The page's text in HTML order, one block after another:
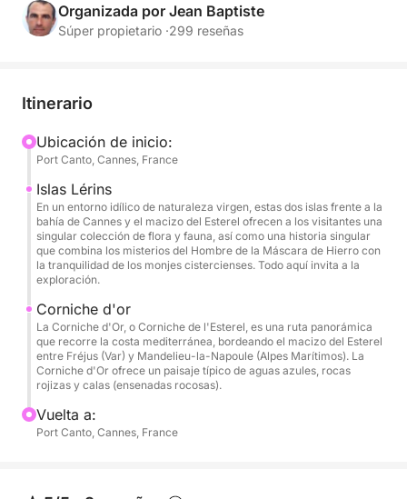
excepcional excursión privada de un día con salida
desde el Puerto Canto de Cannes. Disfrute de una
turquesas, paddle surf, snorkel, scooter subacuático
inmersiva que combina lujo discreto con los
icónicos paisajes de la Riviera ✨
✨ Bienvenida VIP y Embarque Prioritario
A las 10:30 h, embarque desde el Puerto Canto de
Cannes a bordo de su Greenline 45 Fly totalmente
privado.
Su patrón profesional le dará la bienvenida con una
bebida de cortesía antes de la salida para un día
personalizado centrado en la comodidad, la
relajación y la desconexión.
Disfrute de inmediato de los espacios premium del
Organizada por Jean Baptiste
Súper propietario ·299 reseñas
Itinerario
Ubicación de inicio:
Port Canto, Cannes, France
Islas Lérins
En un entorno idílico de naturaleza virgen, estas dos islas frente a la
bahía de Cannes y el macizo del Esterel ofrecen a los visitantes una
singular colección de flora y fauna, así como una historia singular
que combina los misterios del Hombre de la Máscara de Hierro con
la tranquilidad de los monjes cistercienses. Todo aquí invita a la
exploración.
Corniche d'or
La Corniche d'Or, o Corniche de l'Esterel, es una ruta panorámica
que recorre la costa mediterránea, bordeando el macizo del Esterel
entre Fréjus (Var) y Mandelieu-la-Napoule (Alpes Marítimos). La
Corniche d'Or ofrece un paisaje típico de aguas azules, rocas
rojizas y calas (ensenadas rocosas).
Vuelta a:
Port Canto, Cannes, France